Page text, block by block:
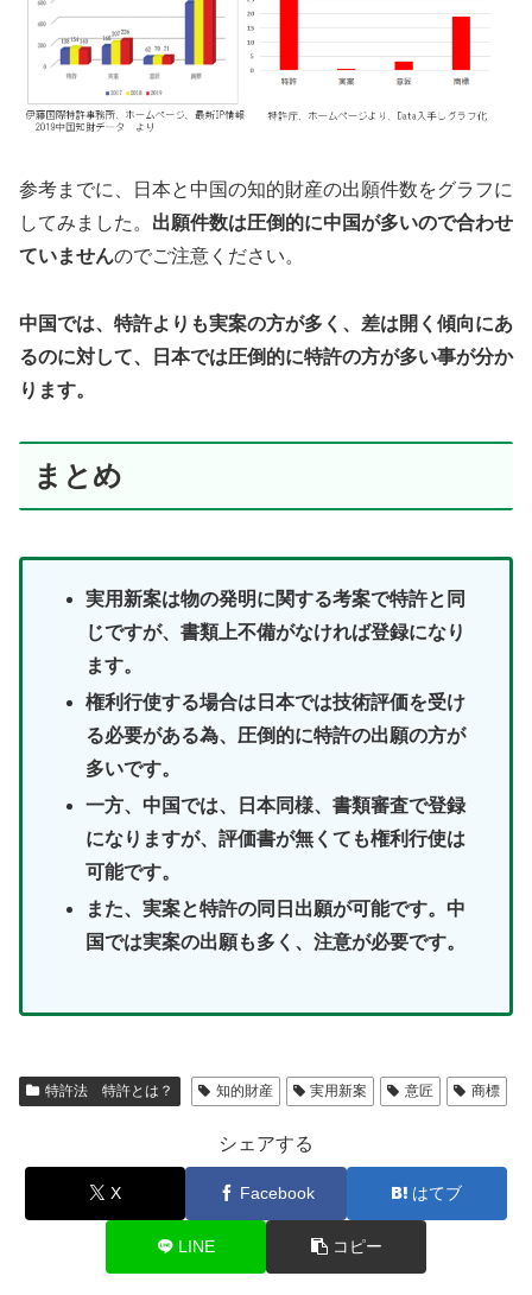
参考までに、日本と中国の知的財産の出願件数をグラフに
してみました。 出願件数は圧倒的に中国が多いので合わせ
ていませんのでご注意ください。
中国では、特許よりも実案の方が多く、差は開く傾向にあ
るのに対して、日本では圧倒的に特許の方が多い事が分か
ります。
まとめ
実用新案は物の発明に関する考案で特許と同
じですが、書類上不備がなければ登録になり
ます。
権利行使する場合は日本では技術評価を受け
る必要がある為、圧倒的に特許の出願の方が
多いです。
一方、中国では、日本同様、書類審査で登録
になりますが、評価書が無くても権利行使は
可能です。
また、実案と特許の同日出願が可能です。中
国では実案の出願も多く、注意が必要です。
特許法 特許とは？ 知的財産 実用新案 意匠 商標
シェアする
X Facebook はてブ
LINE コピー